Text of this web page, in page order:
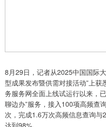
8月29日，记者从2025中国国际
型成果发布暨供需对接活动”上获
务服务网全面上线试运行以来，
聊边办”服务，接入100项高频查
次，完成1.6万次高频信息查询与